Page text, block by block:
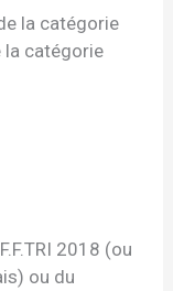
la catégorie
la catégorie
2018 (ou
ou du